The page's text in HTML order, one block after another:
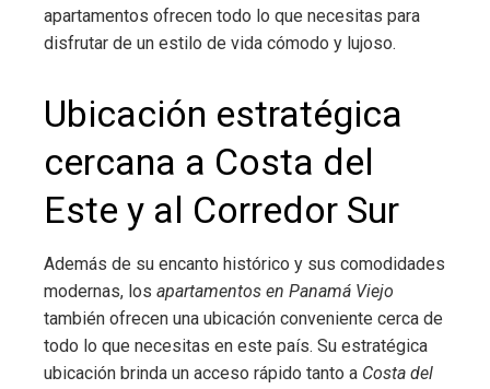
apartamentos ofrecen todo lo que necesitas para
disfrutar de un estilo de vida cómodo y lujoso.
Ubicación estratégica
cercana a Costa del
Este y al Corredor Sur
Además de su encanto histórico y sus comodidades
modernas, los apartamentos en Panamá Viejo
también ofrecen una ubicación conveniente cerca de
todo lo que necesitas en este país. Su estratégica
ubicación brinda un acceso rápido tanto a Costa del